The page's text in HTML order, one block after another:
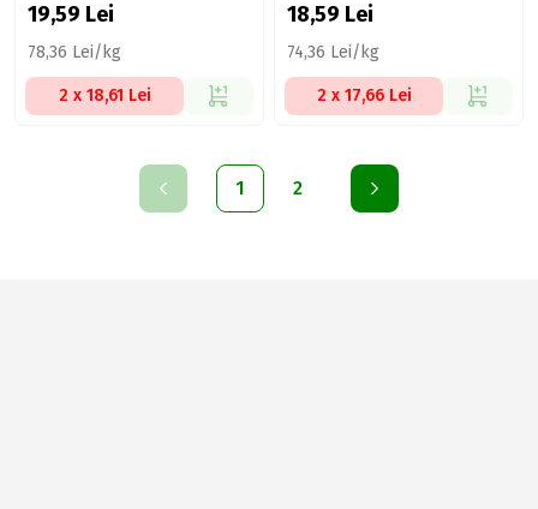
19,59 Lei
78,36 Lei/kg
2 x 18,61 Lei
18,59 Lei
74,36 Lei/kg
2 x 17,66 Lei
1 2